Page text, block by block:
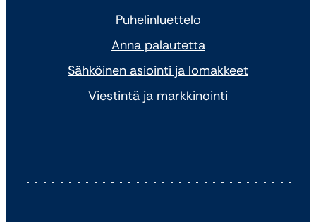
Puhelinluettelo
Anna palautetta
Sähköinen asiointi ja lomakkeet
Viestintä ja markkinointi